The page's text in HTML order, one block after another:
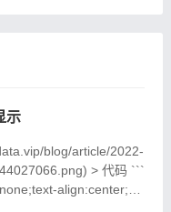
示
blog/article/2022-
> 代码 ```
align:center;}